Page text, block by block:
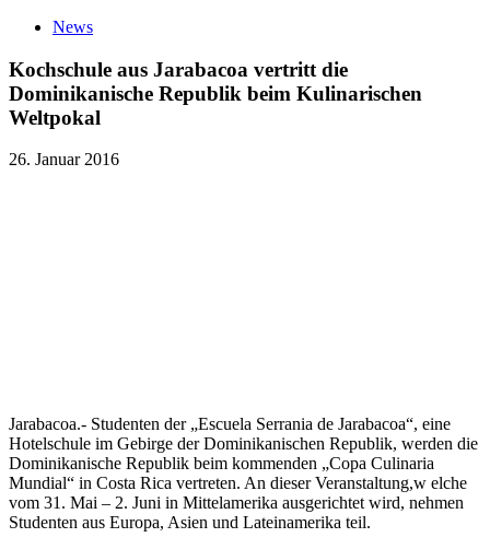
News
Kochschule aus Jarabacoa vertritt die
Dominikanische Republik beim Kulinarischen
Weltpokal
26. Januar 2016
Jarabacoa.- Studenten der „Escuela Serrania de Jarabacoa“, eine
Hotelschule im Gebirge der Dominikanischen Republik, werden die
Dominikanische Republik beim kommenden „Copa Culinaria
Mundial“ in Costa Rica vertreten. An dieser Veranstaltung,w elche
vom 31. Mai – 2. Juni in Mittelamerika ausgerichtet wird, nehmen
Studenten aus Europa, Asien und Lateinamerika teil.